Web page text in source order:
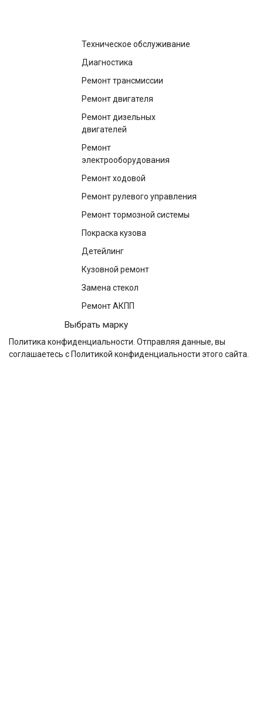
Техническое обслуживание
Диагностика
Ремонт трансмиссии
Ремонт двигателя
Ремонт дизельных
двигателей
Ремонт
электрооборудования
Ремонт ходовой
Ремонт рулевого управления
Ремонт тормозной системы
Покраска кузова
Детейлинг
Кузовной ремонт
Замена стекол
Ремонт АКПП
Выбрать марку
Политика конфиденциальности . Отправляя данные, вы
соглашаетесь с Политикой конфиденциальности этого сайта.